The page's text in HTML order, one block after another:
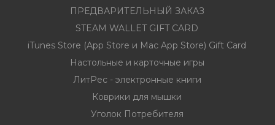
ПРЕДВАРИТЕЛЬНЫЙ ЗАКАЗ
STEAM WALLET GIFT CARD
iTunes Store (App Store и Mac App Store) Gift Card
Настольные и карточные игры
ЛитРес - электронные книги
Коврики для мышки
Уголок Потребителя